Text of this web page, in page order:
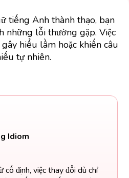
tiếng Anh thành thạo, bạn
những lỗi thường gặp. Việc
hiểu lầm hoặc khiến câu
tự nhiên.
Idiom
cố định, việc thay đổi dù chỉ